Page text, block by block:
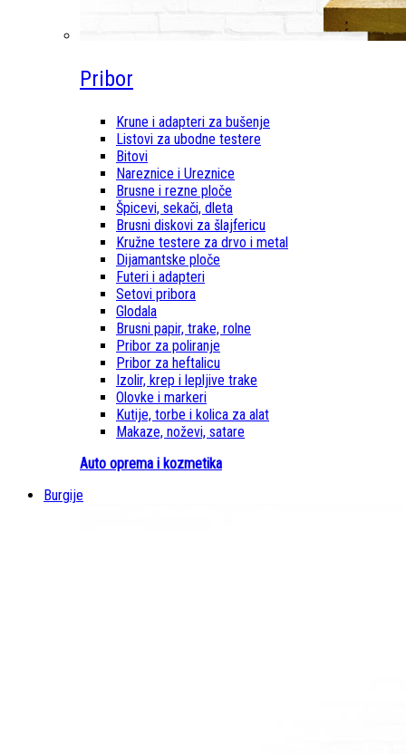
Pribor
Krune i adapteri za bušenje
Listovi za ubodne testere
Bitovi
Nareznice i Ureznice
Brusne i rezne ploče
Špicevi, sekači, dleta
Brusni diskovi za šlajfericu
Kružne testere za drvo i metal
Dijamantske ploče
Futeri i adapteri
Setovi pribora
Glodala
Brusni papir, trake, rolne
Pribor za poliranje
Pribor za heftalicu
Izolir, krep i lepljive trake
Olovke i markeri
Kutije, torbe i kolica za alat
Makaze, noževi, satare
Auto oprema i kozmetika
Burgije